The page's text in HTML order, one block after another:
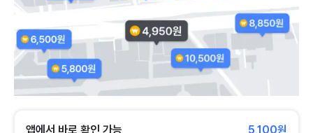
앱에서 바로 확인 가능 5,100원